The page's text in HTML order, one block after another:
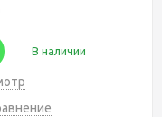
В наличии